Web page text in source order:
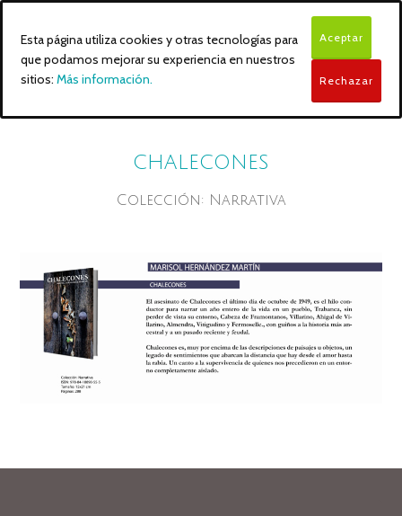
CHALECONES
Colección: Narrativa
Esta página utiliza cookies y otras tecnologías para
que podamos mejorar su experiencia en nuestros
sitios: Más información.
Aceptar
Rechazar